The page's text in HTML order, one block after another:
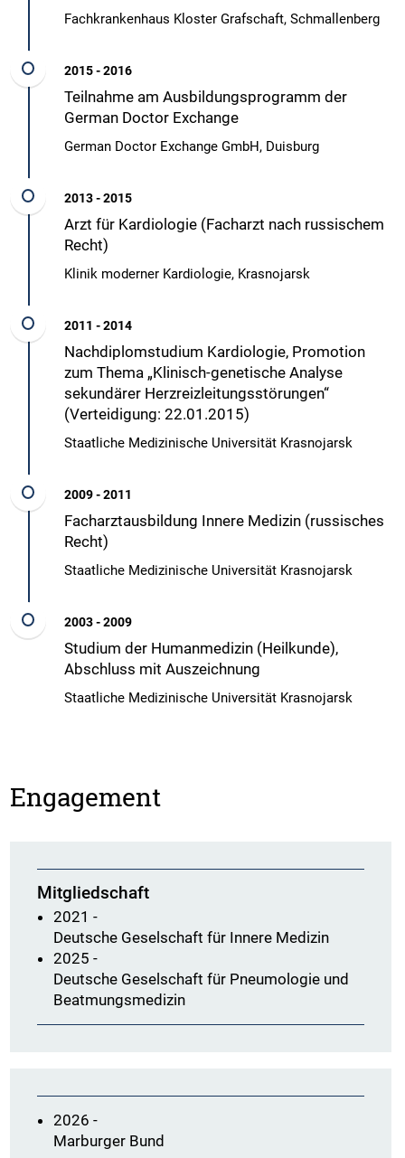
Fachkrankenhaus Kloster Grafschaft, Schmallenberg
2015 - 2016
Teilnahme am Ausbildungsprogramm der
German Doctor Exchange
German Doctor Exchange GmbH, Duisburg
2013 - 2015
Arzt für Kardiologie (Facharzt nach russischem
Recht)
Klinik moderner Kardiologie, Krasnojarsk
2011 - 2014
Nachdiplomstudium Kardiologie, Promotion
zum Thema „Klinisch-genetische Analyse
sekundärer Herzreizleitungsstörungen“
(Verteidigung: 22.01.2015)
Staatliche Medizinische Universität Krasnojarsk
2009 - 2011
Facharztausbildung Innere Medizin (russisches
Recht)
Staatliche Medizinische Universität Krasnojarsk
2003 - 2009
Studium der Humanmedizin (Heilkunde),
Abschluss mit Auszeichnung
Staatliche Medizinische Universität Krasnojarsk
Engagement
Mitgliedschaft
2021 -
Deutsche Geselschaft für Innere Medizin
2025 -
Deutsche Geselschaft für Pneumologie und
Beatmungsmedizin
2026 -
Marburger Bund